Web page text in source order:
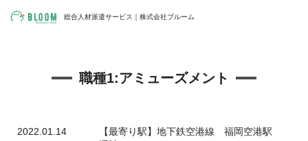
総合人材派遣サービス｜株式会社ブルーム
職種1:アミューズメント
2022.01.14
【最寄り駅】地下鉄空港線 福岡空港駅